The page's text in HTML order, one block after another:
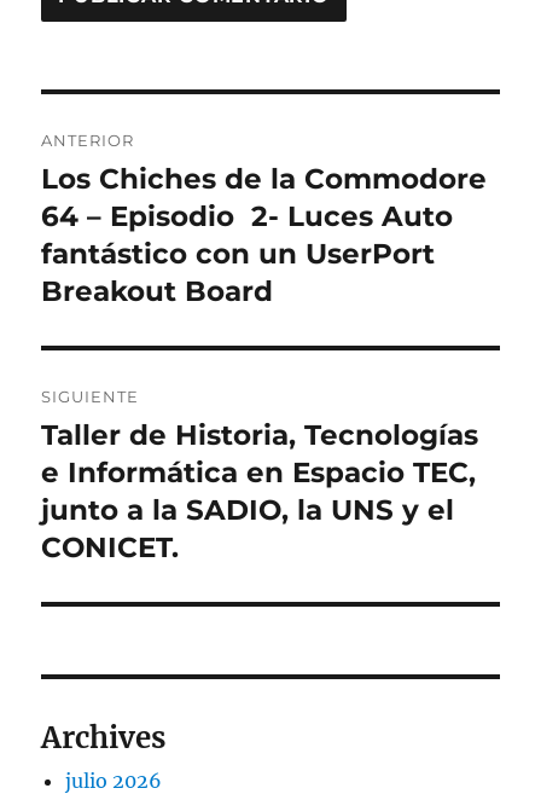
de
entradas
ANTERIOR
Entrada
anterior:
Los Chiches de la Commodore
64 – Episodio 2- Luces Auto
fantástico con un UserPort
Breakout Board
SIGUIENTE
Entrada
siguiente:
Taller de Historia, Tecnologías
e Informática en Espacio TEC,
junto a la SADIO, la UNS y el
CONICET.
Archives
julio 2026